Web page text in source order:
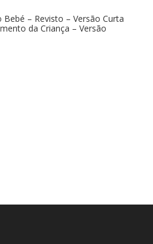
– Revisto – Versão Curta
da Criança – Versão